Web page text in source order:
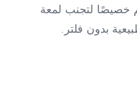
خصيصًا لتجنب لمعة
بدون فلتر.